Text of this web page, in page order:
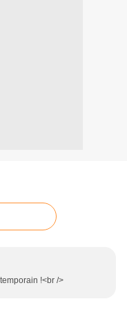
!<br />